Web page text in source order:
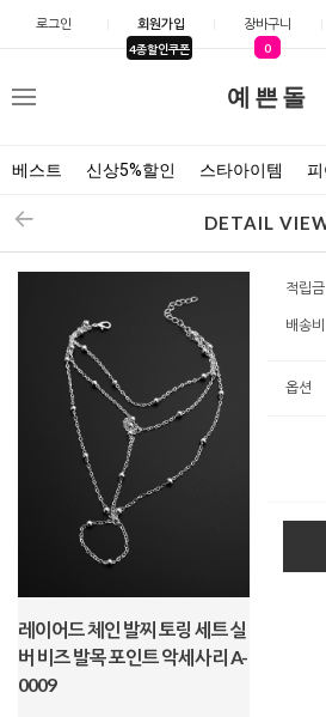
로그인 회원가입
4종할인쿠폰
장바구니
0
예쁜돌
메
베스트 신상5%할인 스타아이템 피
DETAIL
레이어드 체인 발찌 토링 세트 실
버 비즈 발목 포인트 악세사리 A-
0009
적립금
배송비
옵션